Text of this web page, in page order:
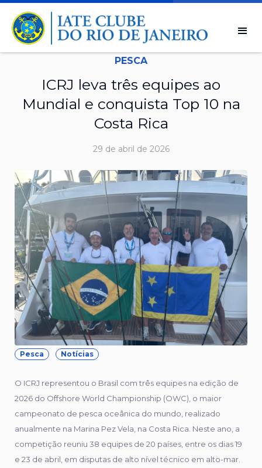
PESCA
ICRJ leva três equipes ao
Mundial e conquista Top 10 na
Costa Rica
29 de abril de 2026
Pesca Notícias
O ICRJ representou o Brasil com três equipes na edição de
2026 do Offshore World Championship (OWC), o maior
campeonato de pesca oceânica do mundo, realizado
anualmente na Marina Pez Vela, na Costa Rica. Neste ano, a
competição reuniu 38 equipes de 20 países, entre os dias 19
e 23 de abril, em disputas de alto nível técnico em alto-mar.